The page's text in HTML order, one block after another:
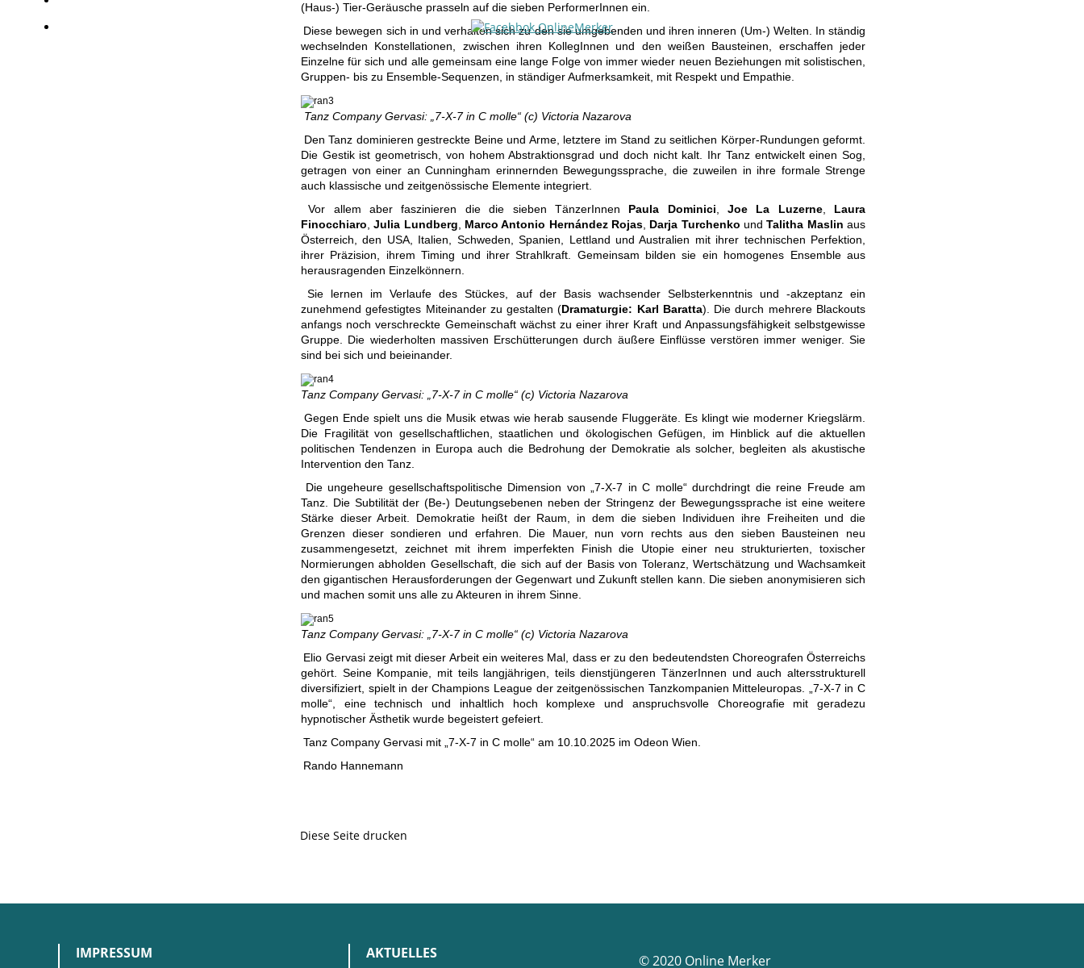
(Haus-) Tier-Geräusche prasseln auf die sieben PerformerInnen ein.
Diese bewegen sich in und verhalten sich zu den sie umgebenden und ihren inneren (Um-) Welten. In ständig
wechselnden Konstellationen, zwischen ihren KollegInnen und den weißen Bausteinen, erschaffen jeder
Einzelne für sich und alle gemeinsam eine lange Folge von immer wieder neuen Beziehungen mit solistischen,
Gruppen- bis zu Ensemble-Sequenzen, in ständiger Aufmerksamkeit, mit Respekt und Empathie.
Tanz Company Gervasi: „7-X-7 in C molle“ (c) Victoria Nazarova
Den Tanz dominieren gestreckte Beine und Arme, letztere im Stand zu seitlichen Körper-Rundungen geformt.
Die Gestik ist geometrisch, von hohem Abstraktionsgrad und doch nicht kalt. Ihr Tanz entwickelt einen Sog,
getragen von einer an Cunningham erinnernden Bewegungssprache, die zuweilen in ihre formale Strenge
auch klassische und zeitgenössische Elemente integriert.
Vor allem aber faszinieren die die sieben TänzerInnen Paula Dominici Joe La Luzerne, Laura
Finocchiaro ,Julia Lundberg Marco Antonio Hernández Rojas Darja Turchenko undTalitha Maslin aus
Österreich, den USA, Italien, Schweden, Spanien, Lettland und Australien mit ihrer technischen Perfektion,
ihrer Präzision, ihrem Timing und ihrer Strahlkraft. Gemeinsam bilden sie ein homogenes Ensemble aus
herausragenden Einzelkönnern.
Sie lernen im Verlaufe des Stückes, auf der Basis wachsender Selbsterkenntnis und -akzeptanz ein
zunehmend gefestigtes Miteinander zu gestalten (Dramaturgie: Karl Baratta). Die durch mehrere Blackouts
anfangs noch verschreckte Gemeinschaft wächst zu einer ihrer Kraft und Anpassungsfähigkeit selbstgewisse
Gruppe. Die wiederholten massiven Erschütterungen durch äußere Einflüsse verstören immer weniger. Sie
sind bei sich und beieinander.
Tanz Company Gervasi: „7-X-7 in C molle“ (c) Victoria Nazarova
Gegen Ende spielt uns die Musik etwas wie herab sausende Fluggeräte. Es klingt wie moderner Kriegslärm.
Die Fragilität von gesellschaftlichen, staatlichen und ökologischen Gefügen, im Hinblick auf die aktuellen
politischen Tendenzen in Europa auch die Bedrohung der Demokratie als solcher, begleiten als akustische
Intervention den Tanz.
Die ungeheure gesellschaftspolitische Dimension von „7-X-7 in C molle“ durchdringt die reine Freude am
Tanz. Die Subtilität der (Be-) Deutungsebenen neben der Stringenz der Bewegungssprache ist eine weitere
Stärke dieser Arbeit. Demokratie heißt der Raum, in dem die sieben Individuen ihre Freiheiten und die
Grenzen dieser sondieren und erfahren. Die Mauer, nun vorn rechts aus den sieben Bausteinen neu
zusammengesetzt, zeichnet mit ihrem imperfekten Finish die Utopie einer neu strukturierten, toxischer
Normierungen abholden Gesellschaft, die sich auf der Basis von Toleranz, Wertschätzung und Wachsamkeit
den gigantischen Herausforderungen der Gegenwart und Zukunft stellen kann. Die sieben anonymisieren sich
und machen somit uns alle zu Akteuren in ihrem Sinne.
Tanz Company Gervasi: „7-X-7 in C molle“ (c) Victoria Nazarova
Elio Gervasi zeigt mit dieser Arbeit ein weiteres Mal, dass er zu den bedeutendsten Choreografen Österreichs
gehört. Seine Kompanie, mit teils langjährigen, teils dienstjüngeren TänzerInnen und auch altersstrukturell
diversifiziert, spielt in der Champions League der zeitgenössischen Tanzkompanien Mitteleuropas. „7-X-7 in C
molle“, eine technisch und inhaltlich hoch komplexe und anspruchsvolle Choreografie mit geradezu
hypnotischer Ästhetik wurde begeistert gefeiert.
Tanz Company Gervasi mit „7-X-7 in C molle“ am 10.10.2025 im Odeon Wien.
Rando Hannemann
Diese Seite drucken
IMPRESSUM AKTUELLES © 2020 Online Merker